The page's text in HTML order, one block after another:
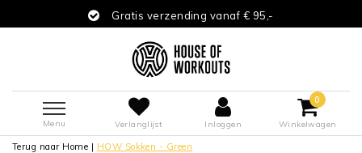
Gratis verzending vanaf € 95,-
Menu Verlanglijst Inloggen
0
Winkelwagen
Terug naar Home | HOW Sokken - Green